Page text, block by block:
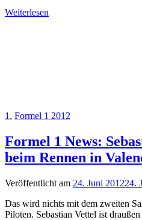
Weiterlesen
1 , Formel 1 2012
Formel 1 News:
beim Rennen in
Veröffentlicht am 24. Juni 201224.
Das wird nichts mit dem zweiten
Piloten. Sebastian Vettel ist